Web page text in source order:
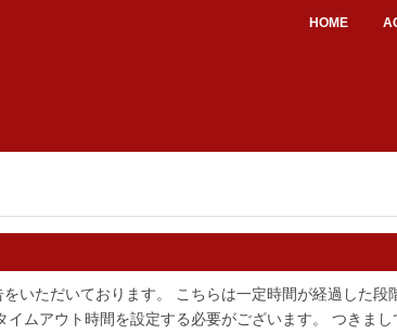
HOME
いただいております。 こちらは一定時間が経過した段
ムアウト時間を設定する必要がございます。 つきまし